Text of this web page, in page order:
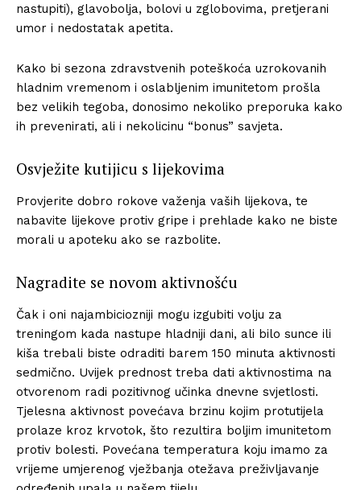
nastupiti), glavobolja, bolovi u zglobovima, pretjerani
umor i nedostatak apetita.
Kako bi sezona zdravstvenih poteškoća uzrokovanih
hladnim vremenom i oslabljenim imunitetom prošla
bez velikih tegoba, donosimo nekoliko preporuka kako
ih prevenirati, ali i nekolicinu “bonus” savjeta.
Osvježite kutijicu s lijekovima
Provjerite dobro rokove važenja vaših lijekova, te
nabavite lijekove protiv gripe i prehlade kako ne biste
morali u apoteku ako se razbolite.
Nagradite se novom aktivnošću
Čak i oni najambiciozniji mogu izgubiti volju za
treningom kada nastupe hladniji dani, ali bilo sunce ili
kiša trebali biste odraditi barem 150 minuta aktivnosti
sedmično. Uvijek prednost treba dati aktivnostima na
otvorenom radi pozitivnog učinka dnevne svjetlosti.
Tjelesna aktivnost povećava brzinu kojim protutijela
prolaze kroz krvotok, što rezultira boljim imunitetom
protiv bolesti. Povećana temperatura koju imamo za
vrijeme umjerenog vježbanja otežava preživljavanje